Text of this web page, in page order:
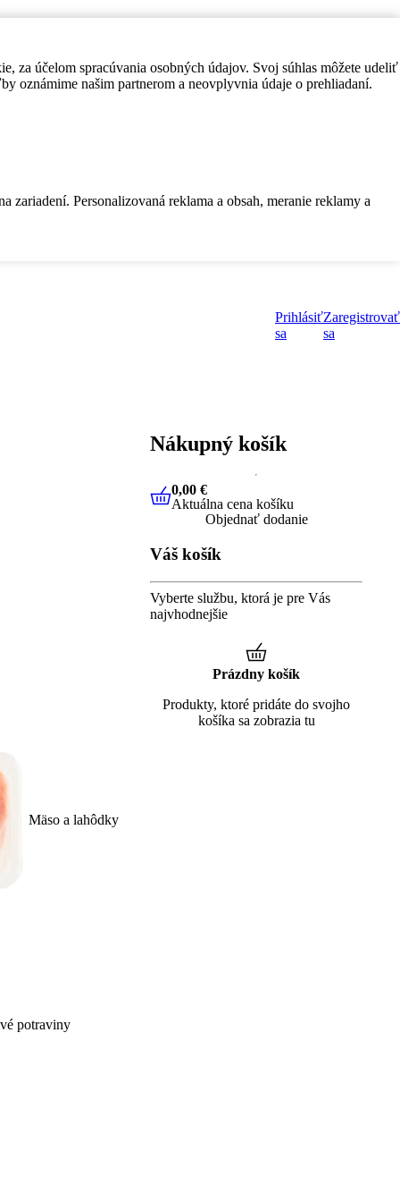
za účelom spracúvania osobných údajov. Svoj súhlas môžete udeliť
oznámime našim partnerom a neovplyvnia údaje o prehliadaní.
Personalizovaná reklama a obsah, meranie reklamy a
Prihlásiť
sa
Zaregistrovať
sa
Mäso a lahôdky
potraviny
Nákupný košík
0,00 €Aktuálna cena košíku
0,00 €
Aktuálna cena košíku
Objednať dodanie
Váš košík
Vyberte službu, ktorá je pre Vás
najvhodnejšie
Prázdny košík
Produkty, ktoré pridáte do svojho
košíka sa zobrazia tu